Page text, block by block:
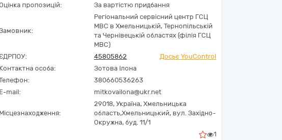
пропозицій:
За вартістю придбання
Регіональний сервісний центр ГСЦ
МВС в Хмельницькій, Тернопільській
та Чернівецькій областях (філія ГСЦ
МВС)
45805862
Досьє YouControl
Контактна особа:
Зотова Ілона
380660536263
E-mail:
mitkovailona@ukr.net
Місцезнаходження:
29018, Україна, Хмельницька
область,Хмельницький, вул. Західно-
Окружна, буд. 11/1
1